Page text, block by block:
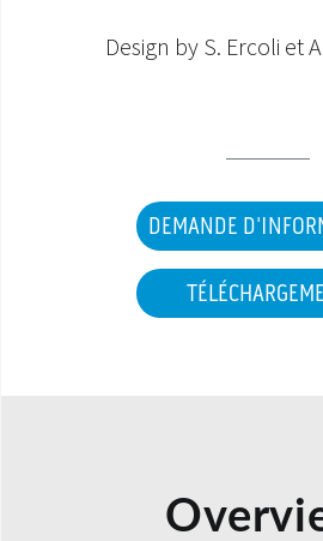
DOCUMENTATIONSDesign by S. Ercoli et
DEMANDE